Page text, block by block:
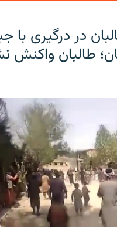
در درگیری با
طالبان واکنش